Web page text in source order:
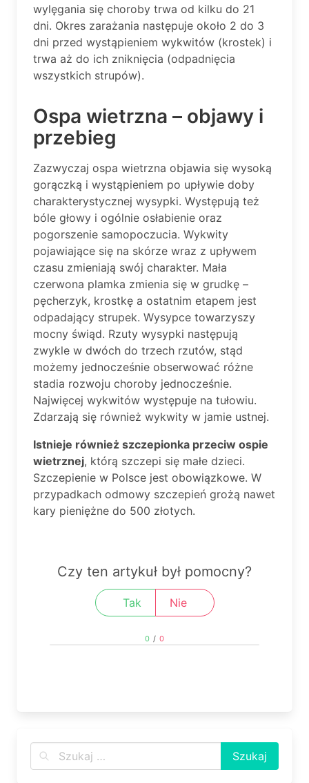
wylęgania się choroby trwa od kilku do 21
dni. Okres zarażania następuje około 2 do 3
dni przed wystąpieniem wykwitów (krostek) i
trwa aż do ich zniknięcia (odpadnięcia
wszystkich strupów).
Ospa wietrzna – objawy i
przebieg
Zazwyczaj ospa wietrzna objawia się wysoką
gorączką i wystąpieniem po upływie doby
charakterystycznej wysypki. Występują też
bóle głowy i ogólnie osłabienie oraz
pogorszenie samopoczucia. Wykwity
pojawiające się na skórze wraz z upływem
czasu zmieniają swój charakter. Mała
czerwona plamka zmienia się w grudkę –
pęcherzyk, krostkę a ostatnim etapem jest
odpadający strupek. Wysypce towarzyszy
mocny świąd. Rzuty wysypki następują
zwykle w dwóch do trzech rzutów, stąd
możemy jednocześnie obserwować różne
stadia rozwoju choroby jednocześnie.
Najwięcej wykwitów występuje na tułowiu.
Zdarzają się również wykwity w jamie ustnej.
Istnieje również szczepionka przeciw ospie
wietrznej, którą szczepi się małe dzieci.
Szczepienie w Polsce jest obowiązkowe. W
przypadkach odmowy szczepień grożą nawet
kary pieniężne do 500 złotych.
Czy ten artykuł był pomocny?
Tak Nie
0 / 0